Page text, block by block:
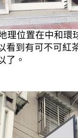
理位置在中和環
看到有可不可紅
了。